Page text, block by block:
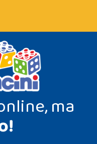
ma